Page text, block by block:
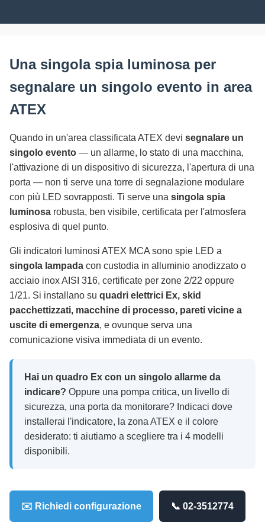
Una singola spia luminosa per
segnalare un singolo evento in area
ATEX
Quando in un'area classificata ATEX devi segnalare un
singolo evento — un allarme, lo stato di una macchina,
l'attivazione di un dispositivo di sicurezza, l'apertura di una
porta — non ti serve una torre di segnalazione modulare
con più LED sovrapposti. Ti serve una singola spia
luminosa robusta, ben visibile, certificata per l'atmosfera
esplosiva di quel punto.
Gli indicatori luminosi ATEX MCA sono spie LED a
singola lampada con custodia in alluminio anodizzato o
acciaio inox AISI 316, certificate per zone 2/22 oppure
1/21. Si installano su quadri elettrici Ex, skid
pacchettizzati, macchine di processo, pareti vicine a
uscite di emergenza, e ovunque serva una
comunicazione visiva immediata di un evento.
Hai un quadro Ex con un singolo allarme da
indicare? Oppure una pompa critica, un livello di
sicurezza, una porta da monitorare? Indicaci dove
installerai l'indicatore, la zona ATEX e il colore
desiderato: ti aiutiamo a scegliere tra i 4 modelli
disponibili.
✉️ Richiedi configurazione 📞 02-3512774